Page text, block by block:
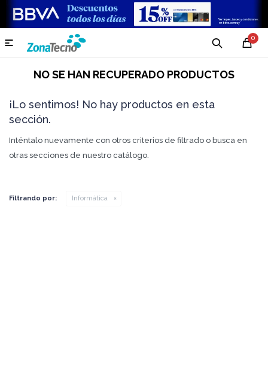
0

NO SE HAN RECUPERADO PRODUCTOS
¡Lo sentimos! No hay productos en esta
sección.
Inténtalo nuevamente con otros criterios de filtrado o busca en
otras secciones de nuestro catálogo.
Filtrando por: Informática